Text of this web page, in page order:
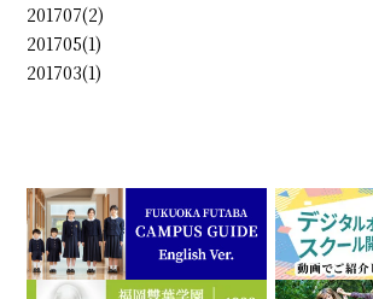
201707(2)
201705(1)
201703(1)